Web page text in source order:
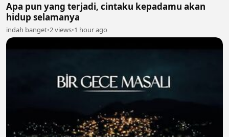
Apa pun yang terjadi, cintaku kepadamu akan
hidup selamanya
indah banget•2 views•1 hour ago